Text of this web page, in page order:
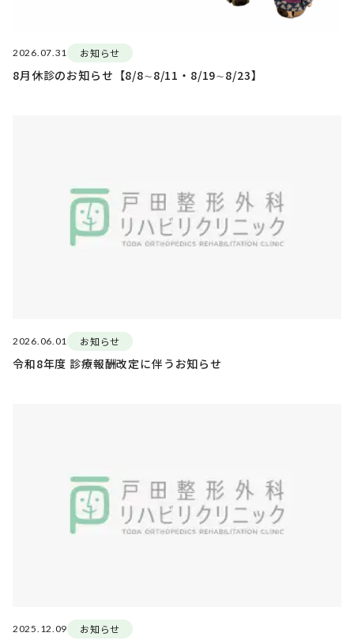
2026.07.31 お知らせ
8月休診のお知らせ【8/8∼8/11・8/19∼8/23】
2026.06.01 お知らせ
令和8年度 診療報酬改定に伴うお知らせ
2025.12.09 お知らせ